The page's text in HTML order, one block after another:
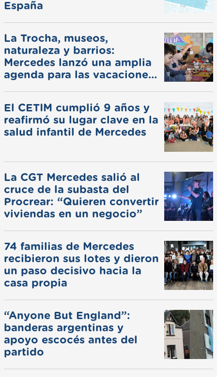
España
La Trocha, museos,
naturaleza y barrios:
Mercedes lanzó una amplia
agenda para las vacaciones
El CETIM cumplió 9 años y
reafirmó su lugar clave en la
salud infantil de Mercedes
La CGT Mercedes salió al
cruce de la subasta del
Procrear: “Quieren convertir
viviendas en un negocio”
74 familias de Mercedes
recibieron sus lotes y dieron
un paso decisivo hacia la
casa propia
“Anyone But England”:
banderas argentinas y
apoyo escocés antes del
partido